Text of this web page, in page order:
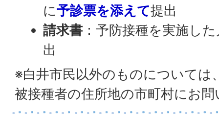
に予診票を添えて提出
請求書 ：予防接種を実施し
出
※白井市民以外のものについては
被接種者の住所地の市町村にお